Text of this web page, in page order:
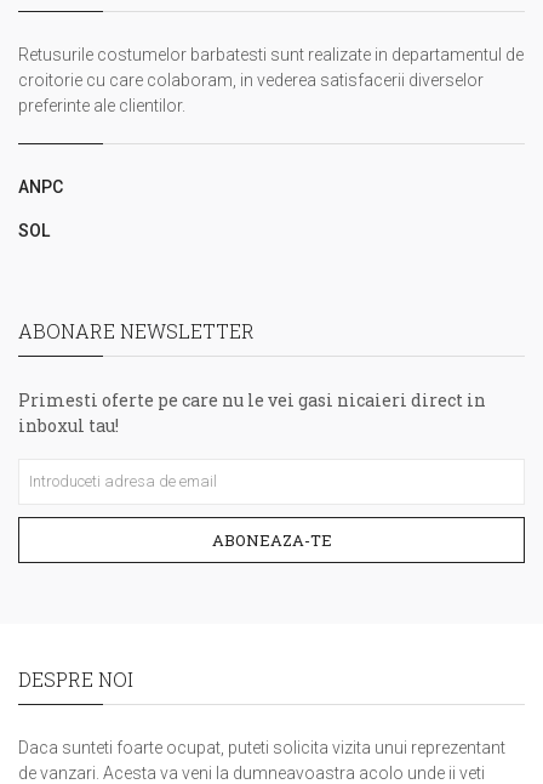
Retusurile costumelor barbatesti sunt realizate in departamentul de
croitorie cu care colaboram, in vederea satisfacerii diverselor
preferinte ale clientilor.
ANPC
SOL
ABONARE NEWSLETTER
Primesti oferte pe care nu le vei gasi nicaieri direct in
inboxul tau!
ABONEAZA-TE
DESPRE NOI
Daca sunteti foarte ocupat, puteti solicita vizita unui reprezentant
de vanzari. Acesta va veni la dumneavoastra acolo unde ii veti